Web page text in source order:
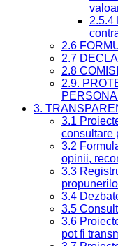
2.5.4
2.6
2.7
2.8
2.9.
3.
3.1
consultare
3.2
opinii,
3.3
3.4
3.5
3.6
pot fi